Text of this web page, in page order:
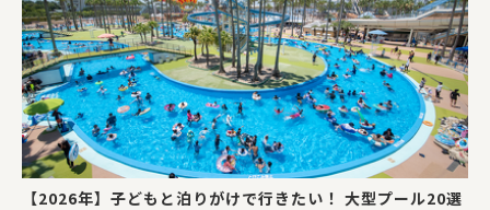
【2026年】子どもと泊りがけで行きたい！ 大型プール20選